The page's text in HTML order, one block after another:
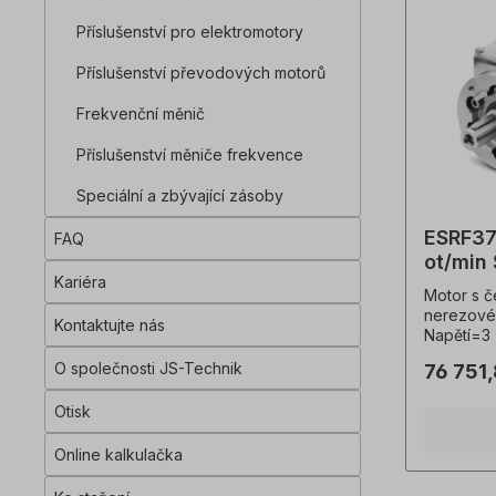
Příslušenství pro elektromotory
Příslušenství převodových motorů
Frekvenční měnič
Příslušenství měniče frekvence
Speciální a zbývající zásoby
FAQ
Kariéra
Kontaktujte nás
O společnosti JS-Technik
Otisk
Online kalkulačka
hřídeli
vhodný
60034-
normami
veškeré
provádět
personál
případě
ot/min
motor
Motor s
0530),
točivý
faktor
76